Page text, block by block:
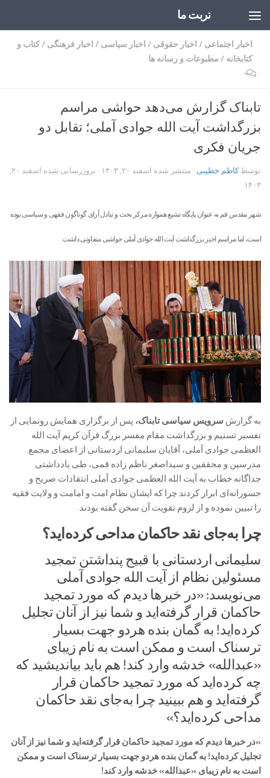
تربت ما
اخبار اجتماعی / اخبار حقوقی / اخبار سیاسی / اخبار فرهنگی /کتاب و
کتابخانه / مطبوعات و رسانه ها
۰
تابناک گزارش می‌دهد حواشی مراسم
بزرگداشت آیت الله جوادی آملی؛ تقابل دو
جریان فکری
توسطکاظم خطیبی · منتشر شده اسفند ۲۰, ۱۴۰۳ · بروزرسانی شده
اسفند ۲۰,
۱۴۰۳
شهر مقدس قم به عنوان پایگاه تشیع همواره مرکز بحث و تبادل آرای گوناگون فقهی و سیاسی بوده
است، اما مراسم اخیر بزرگداشت آیت الله جوادی آملی حواشی متفاوتی داشت.
به گزارش سرویس سیاسی تابناک، پس از برگزاری همایش رونمایی از
تفسیر تسنیم و بزرگداشت مقام مفسر بزرگ قرآن کریم آیت الله
العظمی جوادی آملی، آقایان سلیمانی اردستانی از اعضای مجمع
مدرسین و محققین و سیداصغر ناظم زاده قمی، طی یادداشتی
جداگانه خطاب به آیت الله العظمی جوادی آملی انتقادات صریح و
جسورانه‌ای ابراز کردند چرا که ایشان نظام امت و امامت و ولایت فقیه
را تبیین نموده و از لزوم تقویت آن سخن گفته بودند.
چرا به‌جای نقد حاکمان مداحی کرده‌اید؟
سلیمانی اردستانی با قبیح پنداشتن تمجید
مسئولین نظام از آیت الله جوادی آملی
می‌نویسد: «در خبرها دیدم که مورد تمجید
حاکمان قرار گرفته‌اید و شما نیز از آنان تجلیل
کرده‌اید! به گمان بنده هردو جهت بسیار
ترسناک است و ممکن است به نام زیبای
«عبدالله» خدشه وارد کند! هم باید بیاندیشید که
چه کرده‌اید که مورد تمجید حاکمان قرار
گرفته‌اید و هم ببینید چرا به‌جای نقد حاکمان
مداحی کرده‌اید؟»
«در خبرها دیدم که مورد تمجید حاکمان قرار گرفته‌اید و شما نیز از آنان
تجلیل کرده‌اید! به گمان بنده هردو جهت بسیار ترسناک است و ممکن
است به نام زیبای «عبدالله» خدشه وارد کند!